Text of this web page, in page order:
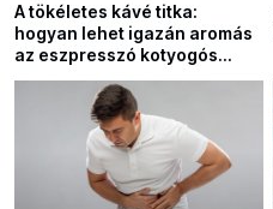
A tökéletes kávé titka:
hogyan lehet igazán aromás
az eszpresszó kotyogós
kávéfőzővel?